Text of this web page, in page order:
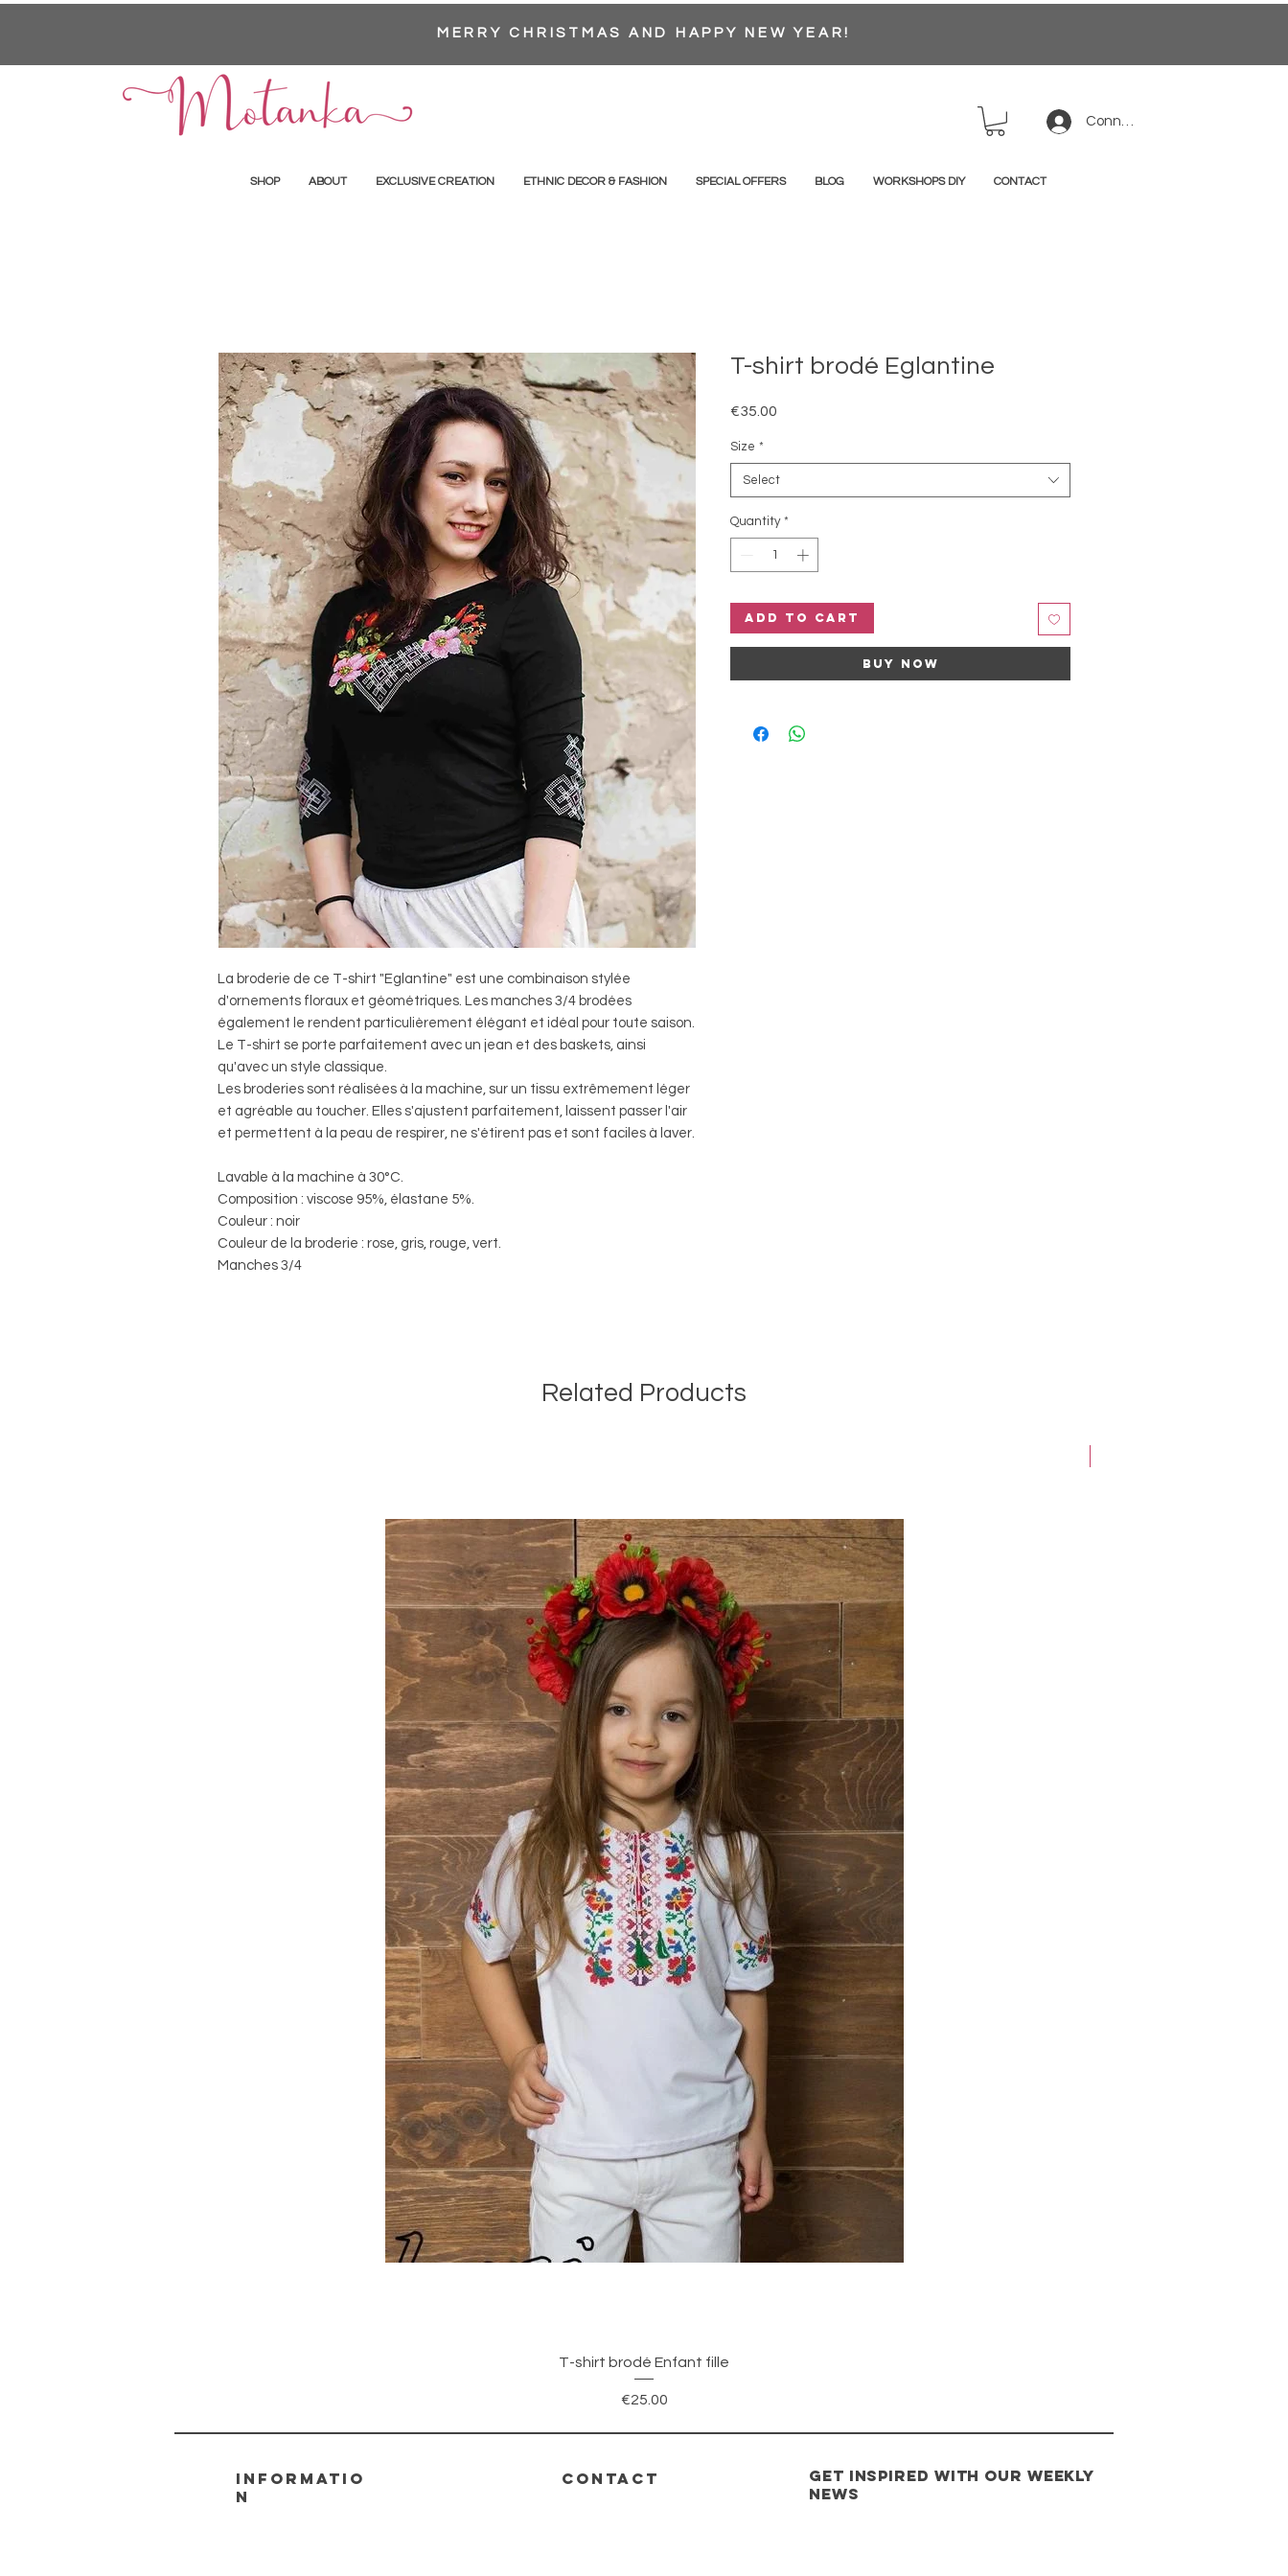
MERRY CHRISTMAS AND HAPPY NEW YEAR!
Connexion
SHOP ABOUT EXCLUSIVE CREATION ETHNIC DECOR & FASHION SPECIAL OFFERS BLOG WORKSHOPS DIY CONTACT
La broderie de ce T-shirt "Eglantine" est une combinaison stylée
d'ornements floraux et géométriques. Les manches 3/4 brodées
également le rendent particulièrement élégant et idéal pour toute saison.
Le T-shirt se porte parfaitement avec un jean et des baskets, ainsi
qu'avec un style classique.
Les broderies sont réalisées à la machine, sur un tissu extrêmement léger
et agréable au toucher. Elles s'ajustent parfaitement, laissent passer l'air
et permettent à la peau de respirer, ne s'étirent pas et sont faciles à laver.
Lavable à la machine à 30°C.
Composition : viscose 95%, élastane 5%.
Couleur : noir
Couleur de la broderie : rose, gris, rouge, vert.
Manches 3/4
T-shirt brodé Eglantine
€35.00
Size *
Select
Quantity *
Add to Cart
Buy Now
Related Products
Quick View
T-shirt brodé Enfant fille
Price
€25.00
informatio
n
CONTACT
GET INSPIRED with our weekly
news